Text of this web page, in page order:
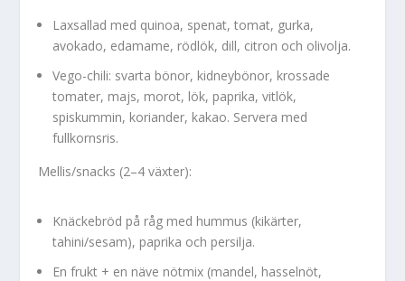
Laxsallad med quinoa, spenat, tomat, gurka,
avokado, edamame, rödlök, dill, citron och olivolja.
Vego-chili: svarta bönor, kidneybönor, krossade
tomater, majs, morot, lök, paprika, vitlök,
spiskummin, koriander, kakao. Servera med
fullkornsris.
Mellis/snacks (2–4 växter):
Knäckebröd på råg med hummus (kikärter,
tahini/sesam), paprika och persilja.
En frukt + en näve nötmix (mandel, hasselnöt,